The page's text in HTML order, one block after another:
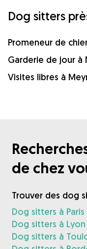
Dog sitters
Promeneur de
Garderie de jour à
Visites libres à
de chez
Trouver des dog
Dog sitters à Paris
Dog sitters à Lyon
Dog sitters à